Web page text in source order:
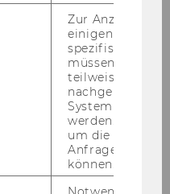
MSc, BSc
Zur Anzeige von
einigen WU-
spezifischen
müssen
teilweise von
nachgelagerten
System
werden.
um die Antwort
Anfrage
können.
Notwendig für